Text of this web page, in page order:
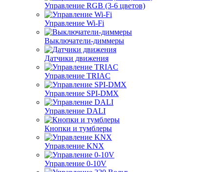
Управление RGB (3-6 цветов)
Управление Wi-Fi
Выключатели-диммеры
Датчики движения
Управление TRIAC
Управление SPI-DMX
Управление DALI
Кнопки и тумблеры
Управление KNX
Управление 0-10V